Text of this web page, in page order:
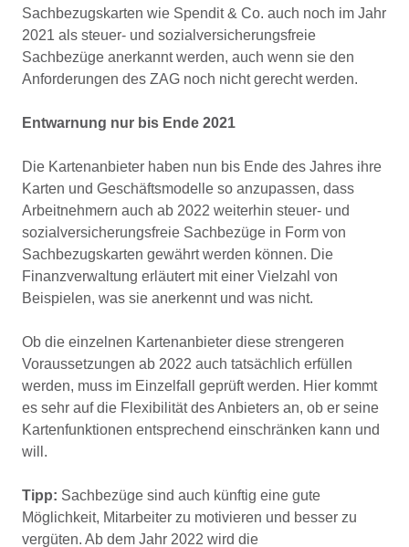
Sachbezugskarten wie Spendit & Co. auch noch im Jahr
2021 als steuer- und sozialversicherungsfreie
Sachbezüge anerkannt werden, auch wenn sie den
Anforderungen des ZAG noch nicht gerecht werden.
Entwarnung nur bis Ende 2021
Die Kartenanbieter haben nun bis Ende des Jahres ihre
Karten und Geschäftsmodelle so anzupassen, dass
Arbeitnehmern auch ab 2022 weiterhin steuer- und
sozialversicherungsfreie Sachbezüge in Form von
Sachbezugskarten gewährt werden können. Die
Finanzverwaltung erläutert mit einer Vielzahl von
Beispielen, was sie anerkennt und was nicht.
Ob die einzelnen Kartenanbieter diese strengeren
Voraussetzungen ab 2022 auch tatsächlich erfüllen
werden, muss im Einzelfall geprüft werden. Hier kommt
es sehr auf die Flexibilität des Anbieters an, ob er seine
Kartenfunktionen entsprechend einschränken kann und
will.
Tipp: Sachbezüge sind auch künftig eine gute
Möglichkeit, Mitarbeiter zu motivieren und besser zu
vergüten. Ab dem Jahr 2022 wird die